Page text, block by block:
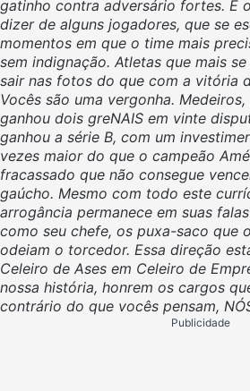
gatinho contra adversário fortes. E
dizer de alguns jogadores, que se
momentos em que o time mais
sem indignação. Atletas que mais
sair nas fotos do que com a vitória
Vocês são uma vergonha.
ganhou dois greNAIS em vinte
ganhou a série B, com um
vezes maior do que o campeão
fracassado que não consegue
gaúcho. Mesmo com todo este
arrogância permanece em suas
como seu chefe, os puxa-saco que
odeiam o torcedor. Essa direção
Celeiro de Ases em Celeiro de
nossa história, honrem os cargos
contrário do que vocês pensam,
Publicidade